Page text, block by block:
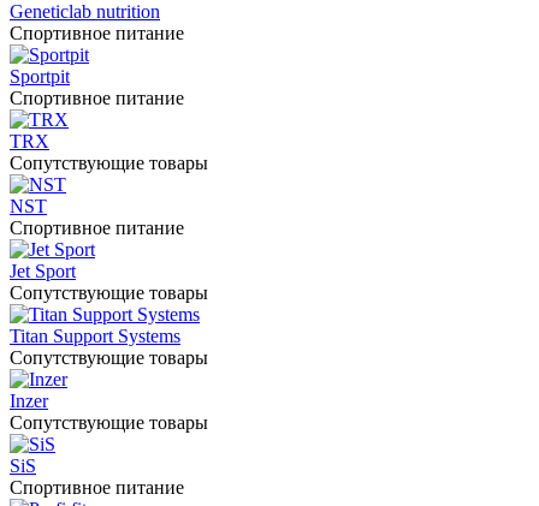
Geneticlab nutrition
Спортивное питание
Sportpit
Спортивное питание
TRX
Сопутствующие товары
NST
Спортивное питание
Jet Sport
Сопутствующие товары
Titan Support Systems
Сопутствующие товары
Inzer
Сопутствующие товары
SiS
Спортивное питание